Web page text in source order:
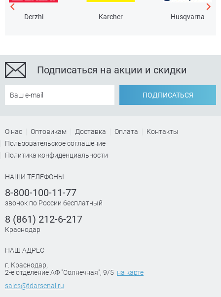
Derzhi Karcher Husqvarna
Подписаться на акции и скидки
ПОДПИСАТЬСЯ
О нас Оптовикам Доставка Оплата
Контакты
Пользовательское соглашение
Политика конфиденциальности
НАШИ ТЕЛЕФОНЫ
8-800-100-11-77
звонок по России бесплатный
8 (861) 212-6-217
Краснодар
НАШ АДРЕС
г. Краснодар,
2-е отделение АФ "Солнечная", 9/5 на карте
sales@tdarsenal.ru